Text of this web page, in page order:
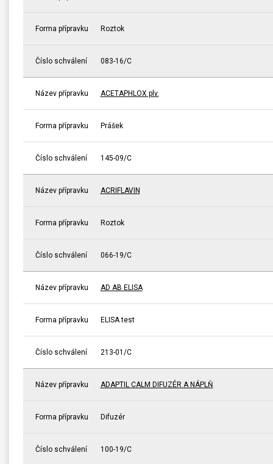
Forma přípravku Roztok
Číslo schválení 083-16/C
Název přípravku ACETAPHLOX plv.
Forma přípravku Prášek
Číslo schválení 145-09/C
Název přípravku ACRIFLAVIN
Forma přípravku Roztok
Číslo schválení 066-19/C
Název přípravku AD AB ELISA
Forma přípravku ELISA test
Číslo schválení 213-01/C
Název přípravku ADAPTIL CALM DIFUZÉR A NÁPLŇ
Forma přípravku Difuzér
Číslo schválení 100-19/C